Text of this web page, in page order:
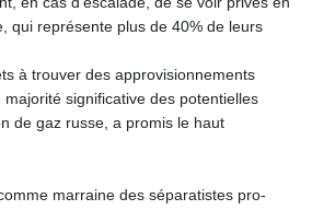
NGN 1574.207318
NOK 10.993363
NPR 175.557514
NZD 1.96081
PEN 3.904873
qui représente plus de 40% de leurs
à trouver des approvisionnements
significative des potentielles
de gaz russe, a promis le haut
marraine des séparatistes pro-